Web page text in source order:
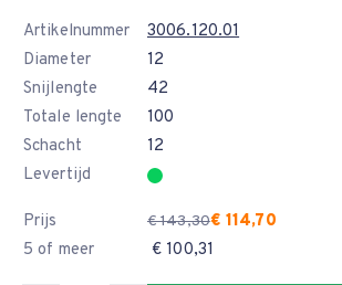
Artikelnummer
3006.120.01
Diameter
12
Snijlengte
42
Totale lengte
100
Schacht
12
Levertijd
Prijs € 143,30€ 114,70
5 of meer
€ 100,31